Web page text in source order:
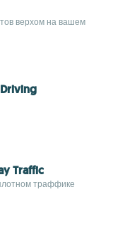
верхом на вашем
Traffic
траффике